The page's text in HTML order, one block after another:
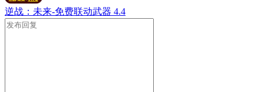
逆战：未来-免费联动武器 4.4